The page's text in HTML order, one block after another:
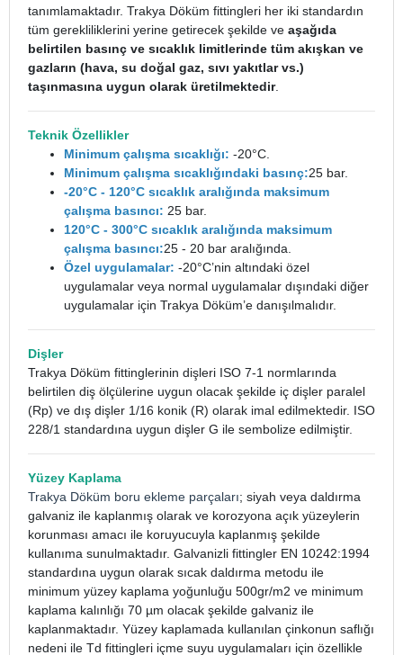
tanımlamaktadır. Trakya Döküm fittingleri her iki standardın
tüm gerekliliklerini yerine getirecek şekilde ve aşağıda
belirtilen basınç ve sıcaklık limitlerinde tüm akışkan ve
gazların (hava, su doğal gaz, sıvı yakıtlar vs.)
taşınmasına uygun olarak üretilmektedir.
Teknik Özellikler
Minimum çalışma sıcaklığı: -20°C.
Minimum çalışma sıcaklığındaki basınç:25 bar.
-20°C - 120°C sıcaklık aralığında maksimum
çalışma basıncı: 25 bar.
120°C - 300°C sıcaklık aralığında maksimum
çalışma basıncı:25 - 20 bar aralığında.
Özel uygulamalar: -20°C’nin altındaki özel
uygulamalar veya normal uygulamalar dışındaki diğer
uygulamalar için Trakya Döküm’e danışılmalıdır.
Dişler
Trakya Döküm fittinglerinin dişleri ISO 7-1 normlarında
belirtilen diş ölçülerine uygun olacak şekilde iç dişler paralel
(Rp) ve dış dişler 1/16 konik (R) olarak imal edilmektedir. ISO
228/1 standardına uygun dişler G ile sembolize edilmiştir.
Yüzey Kaplama
Trakya Döküm boru ekleme parçaları; siyah veya daldırma
galvaniz ile kaplanmış olarak ve korozyona açık yüzeylerin
korunması amacı ile koruyucuyla kaplanmış şekilde
kullanıma sunulmaktadır. Galvanizli fittingler EN 10242:1994
standardına uygun olarak sıcak daldırma metodu ile
minimum yüzey kaplama yoğunluğu 500gr/m2 ve minimum
kaplama kalınlığı 70 µm olacak şekilde galvaniz ile
kaplanmaktadır. Yüzey kaplamada kullanılan çinkonun saflığı
nedeni ile Td fittingleri içme suyu uygulamaları için özellikle